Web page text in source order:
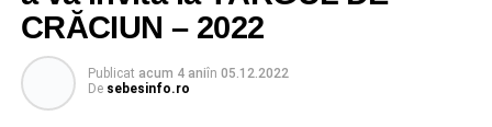
CRĂCIUN – 2022
Publicat acum 4 aniîn 05.12.2022
De sebesinfo.ro